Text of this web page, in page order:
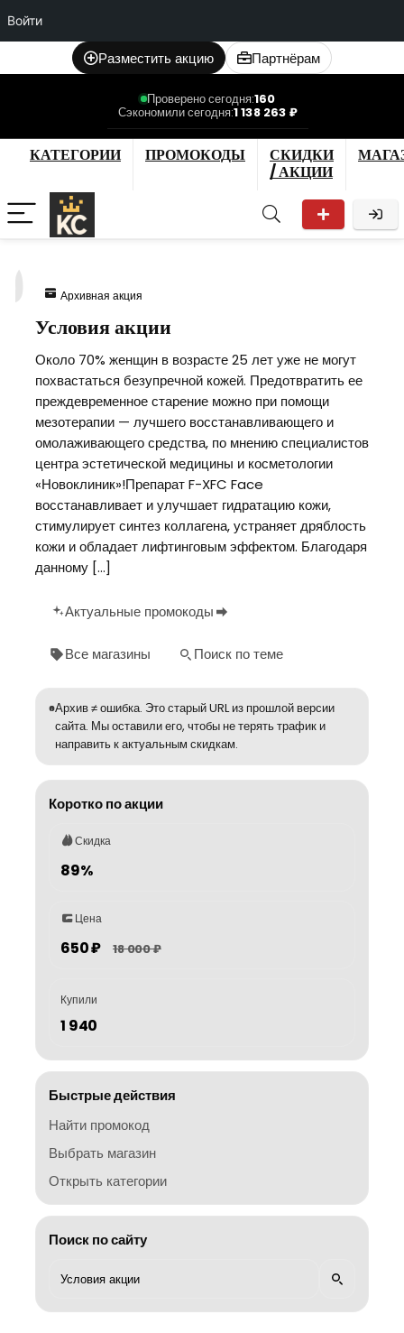
Войти
Разместить акцию Партнёрам
Проверено сегодня:160
Сэкономили сегодня:1 138 263 ₽
КАТЕГОРИИ ПРОМОКОДЫ
СКИДКИ
/ АКЦИИ
Архивная акция
Условия акции
Около 70% женщин в возрасте 25 лет уже не могут
похвастаться безупречной кожей. Предотвратить ее
преждевременное старение можно при помощи
мезотерапии — лучшего восстанавливающего и
омолаживающего средства, по мнению специалистов
центра эстетической медицины и косметологии
«Новоклиник»!Препарат F-XFC Face
восстанавливает и улучшает гидратацию кожи,
стимулирует синтез коллагена, устраняет дряблость
кожи и обладает лифтинговым эффектом. Благодаря
данному […]
Актуальные промокоды
Все магазины Поиск по теме
Архив ≠ ошибка. Это старый URL из прошлой версии
сайта. Мы оставили его, чтобы не терять трафик и
направить к актуальным скидкам.
Коротко по акции
Скидка
89%
Цена
650 ₽ 18 000 ₽
Купили
1 940
Быстрые действия
Найти промокод
Выбрать магазин
Открыть категории
Поиск по сайту